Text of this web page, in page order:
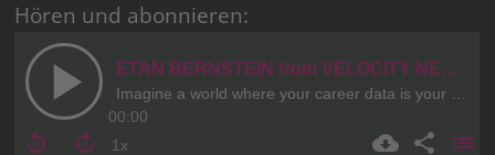
Hören und abonnieren: